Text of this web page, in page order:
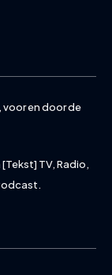
en door de
TV, Radio,